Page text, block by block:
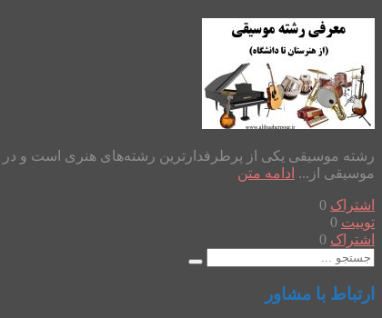
رشته موسیقی یکی از پرطرفدارترین رشته‌های هنری است و در
موسیقی از... ادامه متن
اشتراک 0
توییت 0
اشتراک 0
ارتباط با مشاور